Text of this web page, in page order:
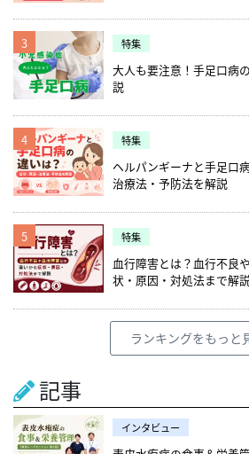
3 特集
大人も要注意！手足口病
説
4 特集
ヘルパンギーナと手足口
治療法・予防法を解説
5 特集
血行障害とは？血行不良
状・原因・対処法まで解
ランキングをもっと
記事
インタビュー